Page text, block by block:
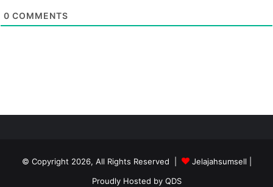
0 COMMENTS
© Copyright 2026, All Rights Reserved | Jelajahsumsell
Proudly Hosted by QDS